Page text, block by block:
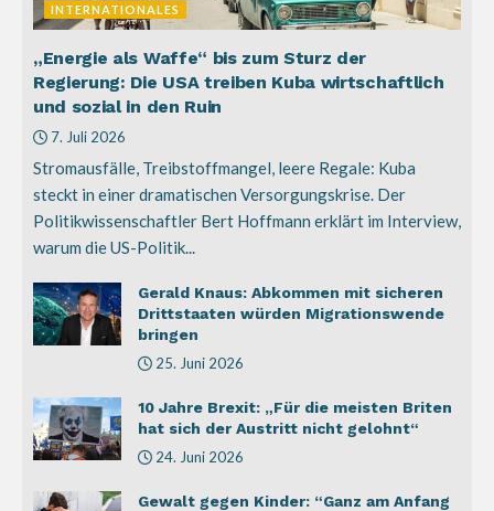
INTERNATIONALES
„Energie als Waffe“ bis zum Sturz der
Regierung: Die USA treiben Kuba wirtschaftlich
und sozial in den Ruin
7. Juli 2026
Stromausfälle, Treibstoffmangel, leere Regale: Kuba
steckt in einer dramatischen Versorgungskrise. Der
Politikwissenschaftler Bert Hoffmann erklärt im Interview,
warum die US-Politik...
Gerald Knaus: Abkommen mit sicheren
Drittstaaten würden Migrationswende
bringen
25. Juni 2026
10 Jahre Brexit: „Für die meisten Briten
hat sich der Austritt nicht gelohnt“
24. Juni 2026
Gewalt gegen Kinder: “Ganz am Anfang